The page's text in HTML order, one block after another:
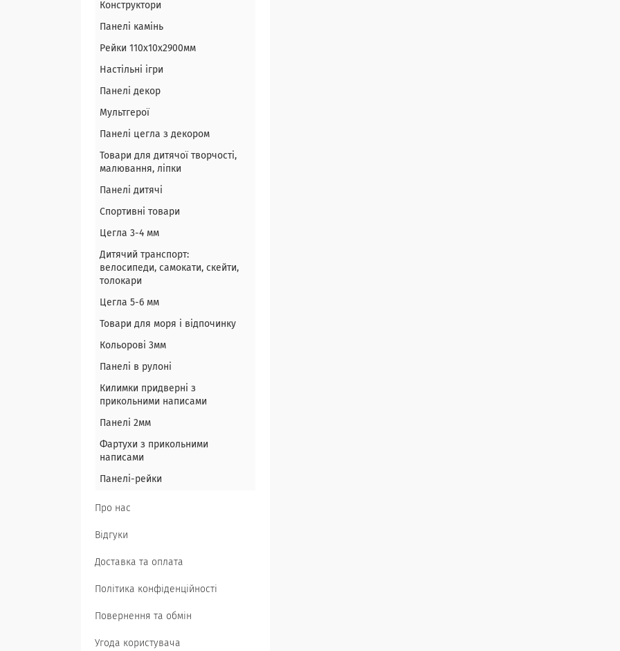
Конструктори
Панелі камінь
Рейки 110х10х2900мм
Настільні ігри
Панелі декор
Мультгерої
Панелі цегла з декором
Товари для дитячої творчості,
малювання, ліпки
Панелі дитячі
Спортивні товари
Цегла 3-4 мм
Дитячий транспорт:
велосипеди, самокати, скейти,
толокари
Цегла 5-6 мм
Товари для моря і відпочинку
Кольорові 3мм
Панелі в рулоні
Килимки придверні з
прикольними написами
Панелі 2мм
Фартухи з прикольними
написами
Панелі-рейки
Про нас
Відгуки
Доставка та оплата
Політика конфіденційності
Повернення та обмін
Угода користувача